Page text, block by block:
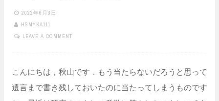
2022年6月3日
HSMYKA111
LEAVE A COMMENT
こんにちは，秋山です．もう当たらないだろうと思って
遺言まで書き残しておいたのに当たってしまうものです